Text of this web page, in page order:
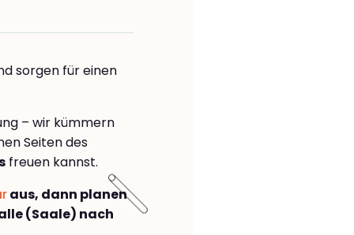
sorgen für einen
– wir kümmern
Seiten des
freuen kannst.
aus, dann planen
(Saale) nach